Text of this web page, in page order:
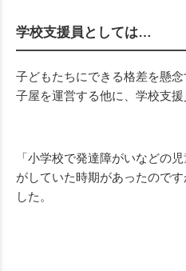
学校支援員としては…
子どもたちにできる格差を懸
子屋を運営する他に、学校支援
「小学校で発達障がいなどの
がしていた時期があったので
した。